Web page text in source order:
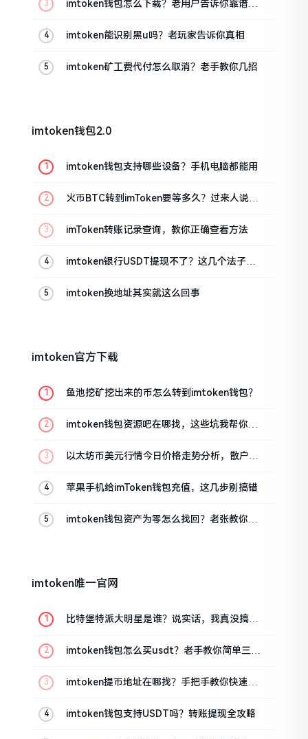
imtoken钱包怎么下载？老用户告诉你靠谱渠
imtoken能识别黑u吗？老玩家告诉你真相
imtoken矿工费代付怎么取消？老手教你几招
imtoken钱包2.0
imtoken钱包支持哪些设备？手机电脑都能用
火币BTC转到imToken要等多久？过来人说说
imToken转账记录查询，教你正确查看方法
imtoken银行USDT提现不了？这几个法子能
imtoken换地址其实就这么回事
imtoken官方下载
鱼池挖矿挖出来的币怎么转到imtoken钱包？
imtoken钱包资源吧在哪找，这些坑我帮你趟
以太坊币美元行情今日价格走势分析，散户如
苹果手机给imToken钱包充值，这几步别搞错
imtoken钱包资产为零怎么找回？老张教你几
imtoken唯一官网
比特堡特派大明星是谁？说实话，我真没搞明
imtoken钱包怎么买usdt？老手教你简单三步
imtoken提币地址在哪找？手把手教你快速查
imtoken钱包支持USDT吗？转账提现全攻略